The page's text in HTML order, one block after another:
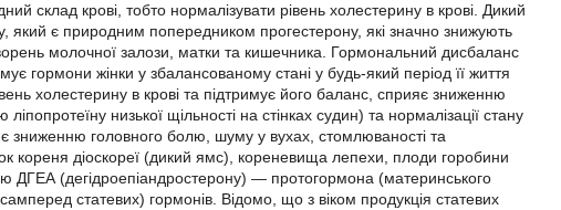
склад крові, тобто нормалізувати рівень холестерину в крові. Дикий
який є природним попередником прогестерону, які значно знижують
молочної залози, матки та кишечника. Гормональний дисбаланс
гормони жінки у збалансованому стані у будь-який період її життя
холестерину в крові та підтримує його баланс, сприяє зниженню
низької щільності на стінках судин) та нормалізації стану
зниженню головного болю, шуму у вухах, стомлюваності та
кореня діоскореї (дикий ямс), кореневища лепехи, плоди горобини
ДГЕА (дегідроепіандростерону) — протогормона (материнського
статевих) гормонів. Відомо, що з віком продукція статевих